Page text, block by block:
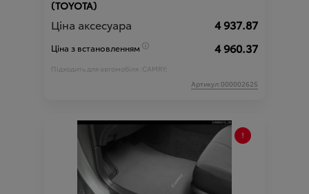
(TOYOTA)
Ціна аксесуара 4 937.87
Ціна з встановленням 4 960.37
Підходить для автомобіля :CAMRY;
Артикул:000002625